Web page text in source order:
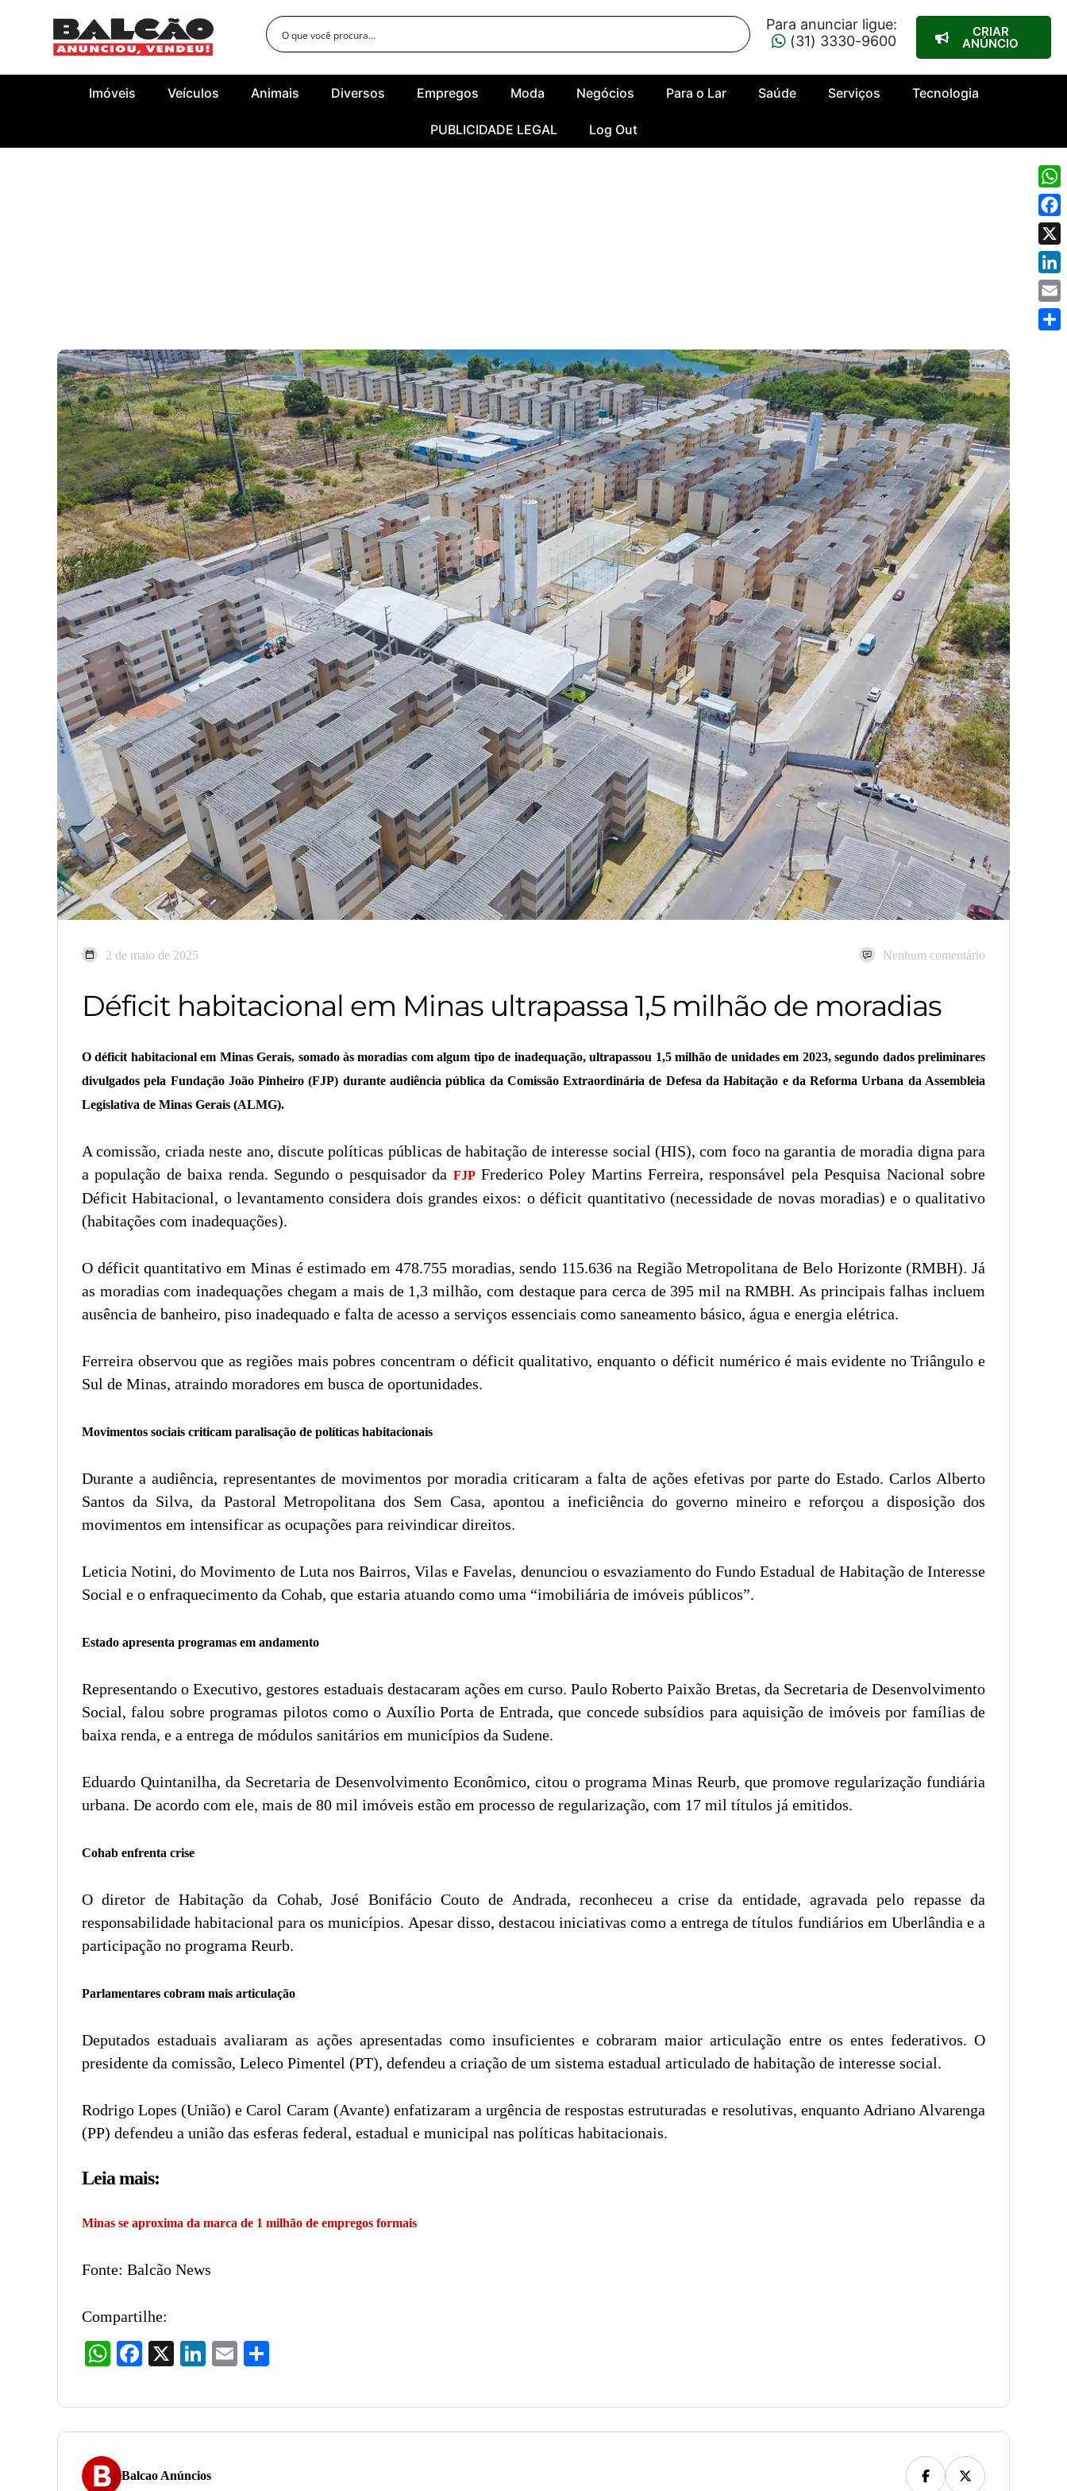
Para anunciar ligue:
(31) 3330-9600
CRIAR
ANÚNCIO
Imóveis Veículos Animais Diversos Empregos Moda Negócios Para o Lar Saúde Serviços Tecnologia
PUBLICIDADE LEGAL Log Out
2 de maio de 2025 Nenhum comentário
Déficit habitacional em Minas ultrapassa 1,5 milhão de moradias
O déficit habitacional em Minas Gerais, somado às moradias com algum tipo de inadequação, ultrapassou 1,5 milhão de unidades em 2023, segundo dados preliminares
divulgados pela Fundação João Pinheiro (FJP) durante audiência pública da Comissão Extraordinária de Defesa da Habitação e da Reforma Urbana da Assembleia
Legislativa de Minas Gerais (ALMG).
A comissão, criada neste ano, discute políticas públicas de habitação de interesse social (HIS), com foco na garantia de moradia digna para
a população de baixa renda. Segundo o pesquisador da FJP Frederico Poley Martins Ferreira, responsável pela Pesquisa Nacional sobre
Déficit Habitacional, o levantamento considera dois grandes eixos: o déficit quantitativo (necessidade de novas moradias) e o qualitativo
(habitações com inadequações).
O déficit quantitativo em Minas é estimado em 478.755 moradias, sendo 115.636 na Região Metropolitana de Belo Horizonte (RMBH). Já
as moradias com inadequações chegam a mais de 1,3 milhão, com destaque para cerca de 395 mil na RMBH. As principais falhas incluem
ausência de banheiro, piso inadequado e falta de acesso a serviços essenciais como saneamento básico, água e energia elétrica.
Ferreira observou que as regiões mais pobres concentram o déficit qualitativo, enquanto o déficit numérico é mais evidente no Triângulo e
Sul de Minas, atraindo moradores em busca de oportunidades.
Movimentos sociais criticam paralisação de políticas habitacionais
Durante a audiência, representantes de movimentos por moradia criticaram a falta de ações efetivas por parte do Estado. Carlos Alberto
Santos da Silva, da Pastoral Metropolitana dos Sem Casa, apontou a ineficiência do governo mineiro e reforçou a disposição dos
movimentos em intensificar as ocupações para reivindicar direitos.
Leticia Notini, do Movimento de Luta nos Bairros, Vilas e Favelas, denunciou o esvaziamento do Fundo Estadual de Habitação de Interesse
Social e o enfraquecimento da Cohab, que estaria atuando como uma “imobiliária de imóveis públicos”.
Estado apresenta programas em andamento
Representando o Executivo, gestores estaduais destacaram ações em curso. Paulo Roberto Paixão Bretas, da Secretaria de Desenvolvimento
Social, falou sobre programas pilotos como o Auxílio Porta de Entrada, que concede subsídios para aquisição de imóveis por famílias de
baixa renda, e a entrega de módulos sanitários em municípios da Sudene.
Eduardo Quintanilha, da Secretaria de Desenvolvimento Econômico, citou o programa Minas Reurb, que promove regularização fundiária
urbana. De acordo com ele, mais de 80 mil imóveis estão em processo de regularização, com 17 mil títulos já emitidos.
Cohab enfrenta crise
O diretor de Habitação da Cohab, José Bonifácio Couto de Andrada, reconheceu a crise da entidade, agravada pelo repasse da
responsabilidade habitacional para os municípios. Apesar disso, destacou iniciativas como a entrega de títulos fundiários em Uberlândia e a
participação no programa Reurb.
Parlamentares cobram mais articulação
Deputados estaduais avaliaram as ações apresentadas como insuficientes e cobraram maior articulação entre os entes federativos. O
presidente da comissão, Leleco Pimentel (PT), defendeu a criação de um sistema estadual articulado de habitação de interesse social.
Rodrigo Lopes (União) e Carol Caram (Avante) enfatizaram a urgência de respostas estruturadas e resolutivas, enquanto Adriano Alvarenga
(PP) defendeu a união das esferas federal, estadual e municipal nas políticas habitacionais.
Leia mais:
Minas se aproxima da marca de 1 milhão de empregos formais
Fonte: Balcão News
Compartilhe:
WhatsAppFacebook LinkedInEmail
Balcao Anúncios
X